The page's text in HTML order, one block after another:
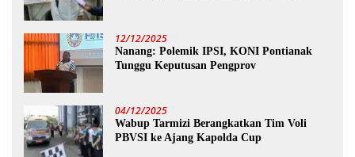
12/12/2025
Nanang: Polemik IPSI, KONI Pontianak
Tunggu Keputusan Pengprov
04/12/2025
Wabup Tarmizi Berangkatkan Tim Voli
PBVSI ke Ajang Kapolda Cup